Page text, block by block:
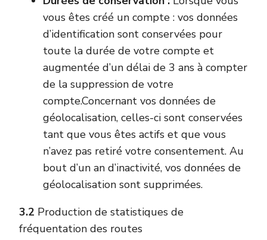
vous êtes créé un compte : vos données
d’identification sont conservées pour
toute la durée de votre compte et
augmentée d’un délai de 3 ans à compter
de la suppression de votre
compte.Concernant vos données de
géolocalisation, celles-ci sont conservées
tant que vous êtes actifs et que vous
n’avez pas retiré votre consentement. Au
bout d’un an d’inactivité, vos données de
géolocalisation sont supprimées.
3.2 Production de statistiques de
fréquentation des routes